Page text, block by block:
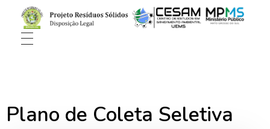
Plano de Coleta Seletiva